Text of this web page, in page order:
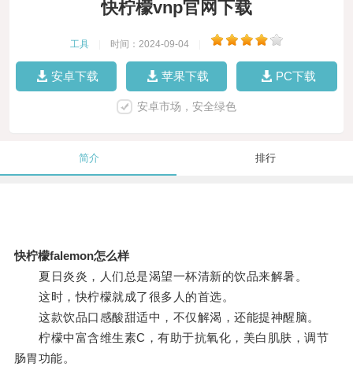
快柠檬vnp官网下载
工具 时间：2024-09-04
安卓下载 苹果下载 PC下载
安卓市场，安全绿色
简介 排行
快柠檬falemon怎么样
夏日炎炎，人们总是渴望一杯清新的饮品来解暑。
这时，快柠檬就成了很多人的首选。
这款饮品口感酸甜适中，不仅解渴，还能提神醒脑。
柠檬中富含维生素C，有助于抗氧化，美白肌肤，调节
肠胃功能。